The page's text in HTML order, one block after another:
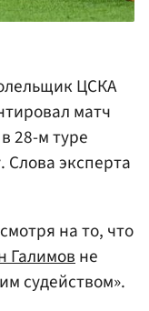
ЦСКА
матч
в 28-м туре
Слова эксперта
на то, что
Галимовне
судейством».